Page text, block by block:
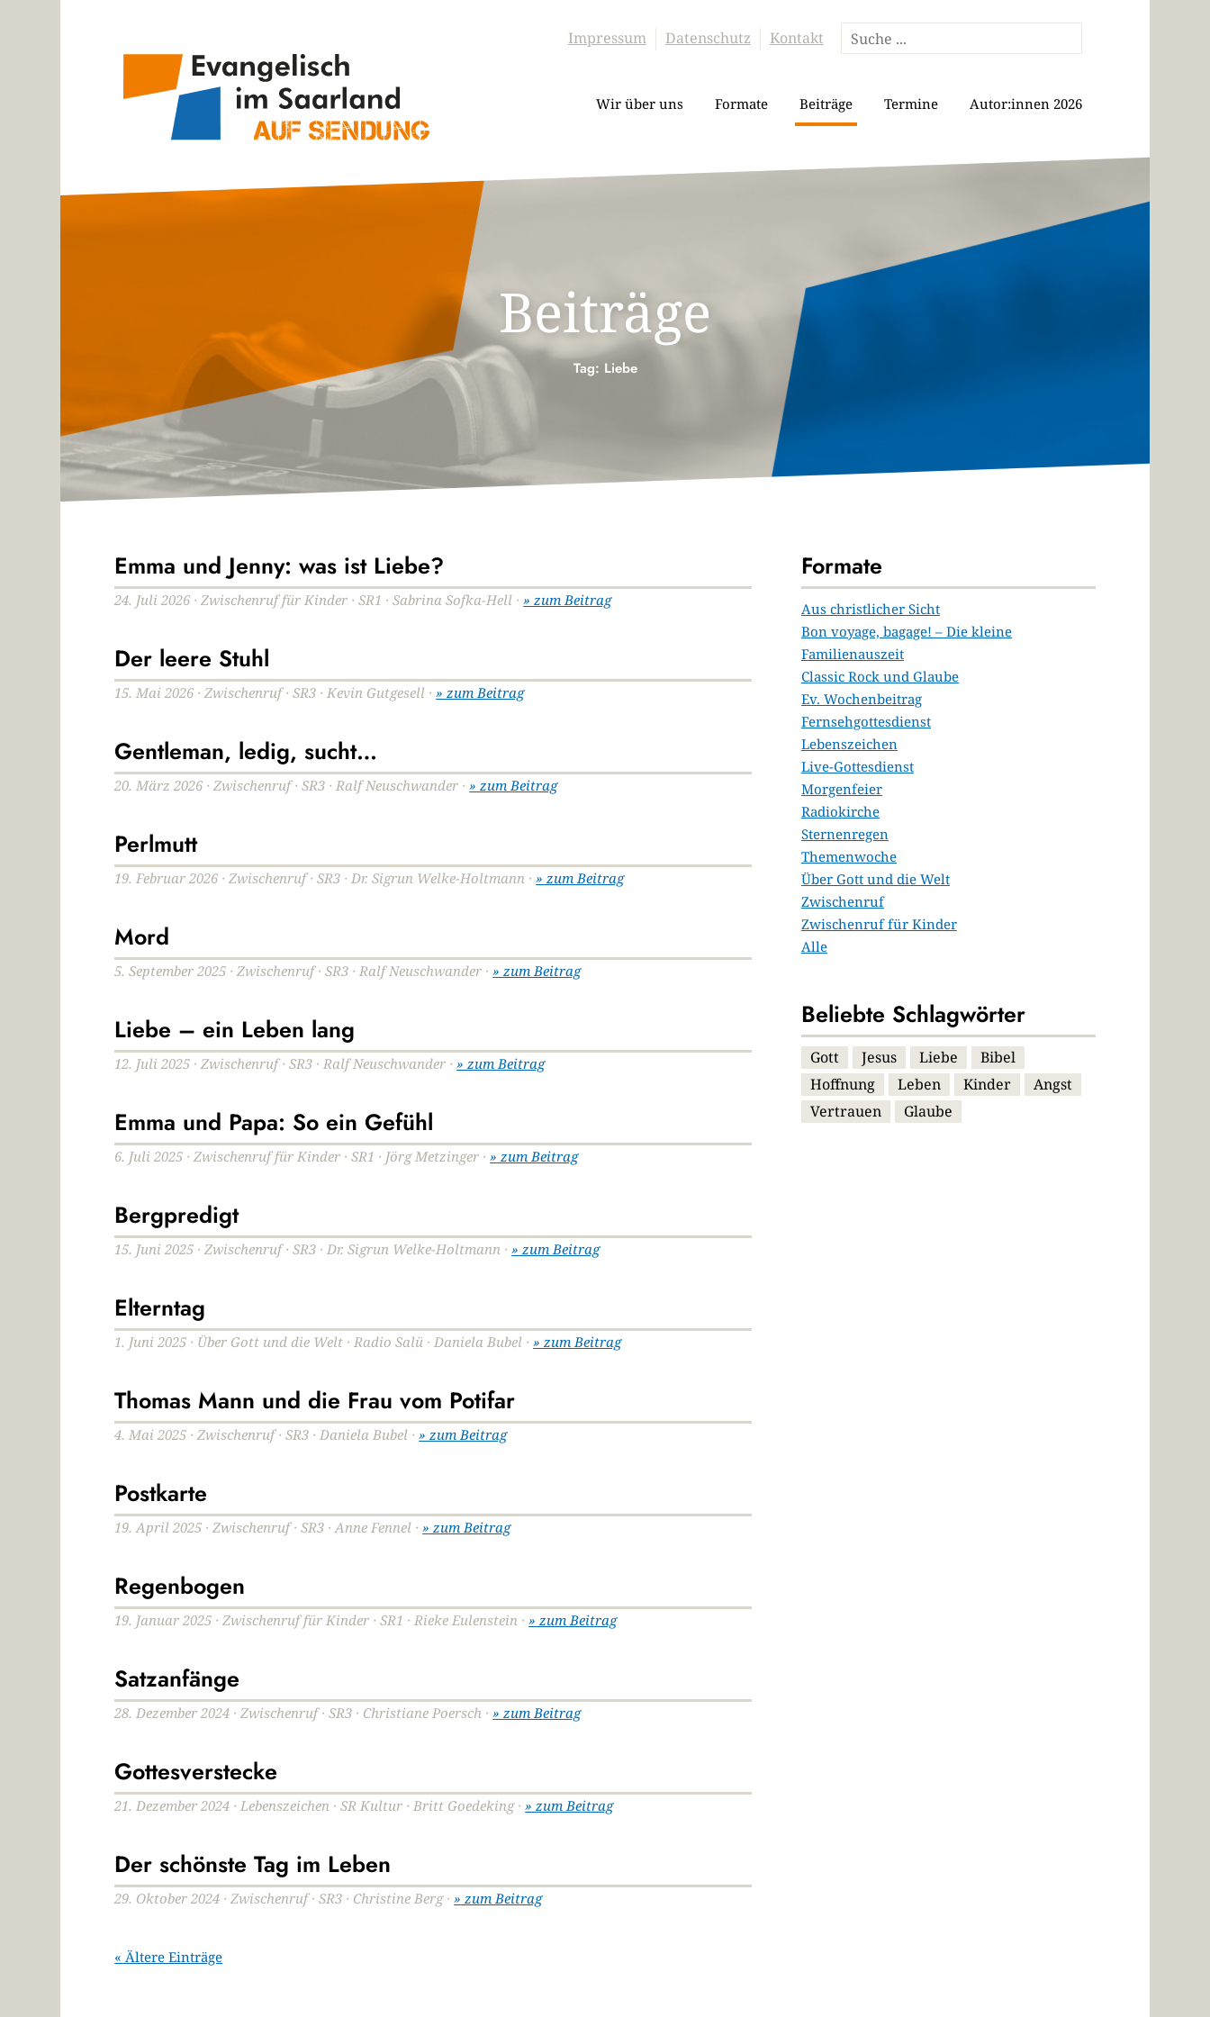
Impressum Datenschutz Kontakt
Wir über uns Formate Beiträge Termine Autor:innen 2026
Beiträge
Tag: Liebe
Emma und Jenny: was ist Liebe?
24. Juli 2026 · Zwischenruf für Kinder · SR1 · Sabrina Sofka-Hell ·» zum Beitrag
Der leere Stuhl
15. Mai 2026 · Zwischenruf · SR3 · Kevin Gutgesell ·» zum Beitrag
Gentleman, ledig, sucht…
20. März 2026 · Zwischenruf · SR3 · Ralf Neuschwander ·» zum Beitrag
Perlmutt
19. Februar 2026 · Zwischenruf · SR3 · Dr. Sigrun Welke-Holtmann ·» zum Beitrag
Mord
5. September 2025 · Zwischenruf · SR3 · Ralf Neuschwander ·» zum Beitrag
Liebe – ein Leben lang
12. Juli 2025 · Zwischenruf · SR3 · Ralf Neuschwander ·» zum Beitrag
Emma und Papa: So ein Gefühl
6. Juli 2025 · Zwischenruf für Kinder · SR1 · Jörg Metzinger ·» zum Beitrag
Bergpredigt
15. Juni 2025 · Zwischenruf · SR3 · Dr. Sigrun Welke-Holtmann ·» zum Beitrag
Elterntag
1. Juni 2025 · Über Gott und die Welt · Radio Salü · Daniela Bubel ·» zum Beitrag
Thomas Mann und die Frau vom Potifar
4. Mai 2025 · Zwischenruf · SR3 · Daniela Bubel ·» zum Beitrag
Postkarte
19. April 2025 · Zwischenruf · SR3 · Anne Fennel ·» zum Beitrag
Regenbogen
19. Januar 2025 · Zwischenruf für Kinder · SR1 · Rieke Eulenstein ·» zum Beitrag
Satzanfänge
28. Dezember 2024 · Zwischenruf · SR3 · Christiane Poersch ·» zum Beitrag
Gottesverstecke
21. Dezember 2024 · Lebenszeichen · SR Kultur · Britt Goedeking ·» zum Beitrag
Der schönste Tag im Leben
29. Oktober 2024 · Zwischenruf · SR3 · Christine Berg ·» zum Beitrag
« Ältere Einträge
Formate
Aus christlicher Sicht
Bon voyage, bagage! – Die kleine
Familienauszeit
Classic Rock und Glaube
Ev. Wochenbeitrag
Fernsehgottesdienst
Lebenszeichen
Live-Gottesdienst
Morgenfeier
Radiokirche
Sternenregen
Themenwoche
Über Gott und die Welt
Zwischenruf
Zwischenruf für Kinder
Alle
Beliebte Schlagwörter
Gott Jesus Liebe
Bibel
Hoffnung
Leben Kinder
Angst
Vertrauen
Glaube